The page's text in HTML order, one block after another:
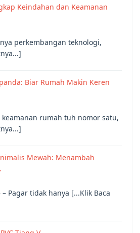
Keindahan dan Keamanan
perkembangan teknologi,
Biar Rumah Makin Keren
rumah tuh nomor satu,
Mewah: Menambah
– Pagar tidak hanya [...Klik Baca